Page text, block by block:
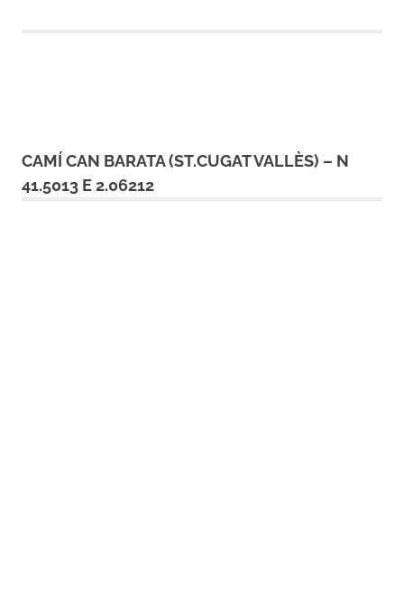
CAMÍ CAN BARATA (ST.CUGAT VALLÈS) – N
41.5013 E 2.06212